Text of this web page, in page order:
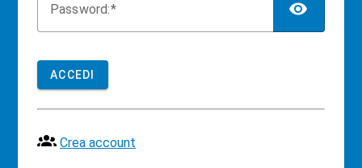
Password:
ACCEDI
Crea account